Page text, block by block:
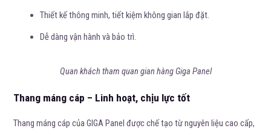
Thiết kế thông minh, tiết kiệm không gian lắp đặt.
Dễ dàng vận hành và bảo trì.
Quan khách tham quan gian hàng Giga Panel
Thang máng cáp – Linh hoạt, chịu lực tốt
Thang máng cáp của GIGA Panel được chế tạo từ nguyên liệu cao cấp,